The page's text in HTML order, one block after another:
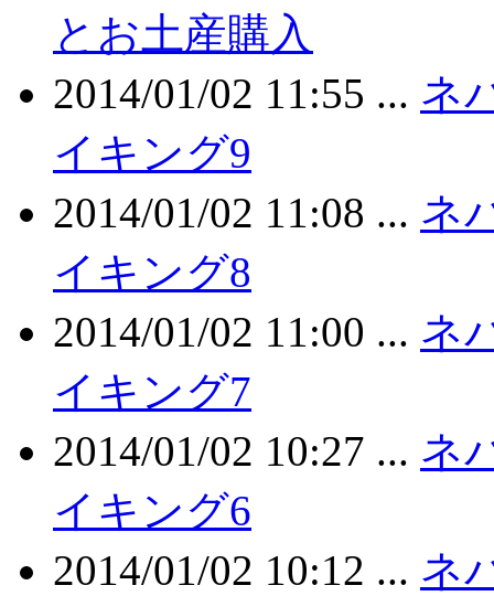
とお土産購入
2014/01/02 11:55 ... ネ
イキング9
2014/01/02 11:08 ... ネ
イキング8
2014/01/02 11:00 ... ネ
イキング7
2014/01/02 10:27 ... ネ
イキング6
2014/01/02 10:12 ... ネ